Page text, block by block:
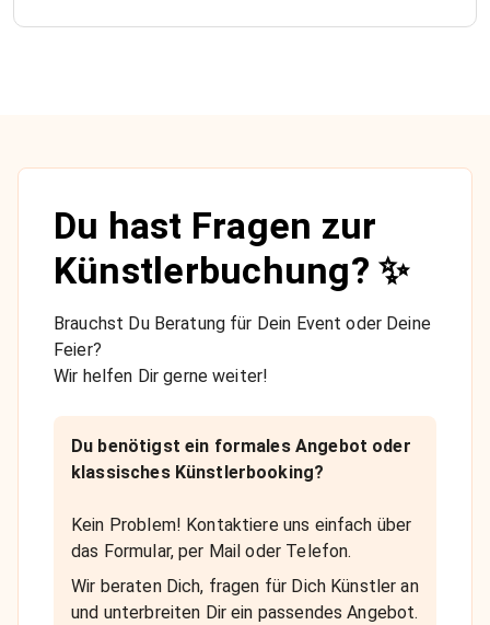
Du hast Fragen zur
Künstlerbuchung? ✨
Brauchst Du Beratung für Dein Event oder Deine
Feier?
Wir helfen Dir gerne weiter!
Du benötigst ein formales Angebot oder
klassisches Künstlerbooking?
Kein Problem! Kontaktiere uns einfach über
das Formular, per Mail oder Telefon.
Wir beraten Dich, fragen für Dich Künstler an
und unterbreiten Dir ein passendes Angebot.